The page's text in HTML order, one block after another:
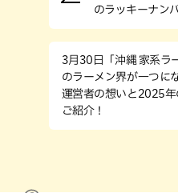
のラッキーナ
3月30日「沖縄 家系ラ
のラーメン界が一つに
運営者の想いと2025
ご紹介！